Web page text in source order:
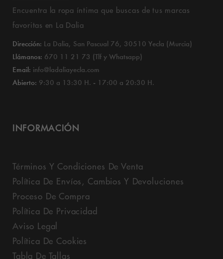
Encuentra la ropa íntima que buscas de tus marcas
favoritas en La Dalia
Dirección: La Dalia, San Pascual 76, 30510 Yecla (Murcia)
Llámanos: 670 11 21 73 (Tlf y Whatsapp)
Email: info@ladaliayecla.com
Abierto: 9:30 a 13:30 H. - 17:00 a 20:30 H.
INFORMACIÓN
Términos Y Condiciones De Venta
Política De Envíos, Cambios Y Devoluciones
Proceso De Compra
Política De Privacidad
Aviso Legal
Política De Cookies
Tabla De Tallas